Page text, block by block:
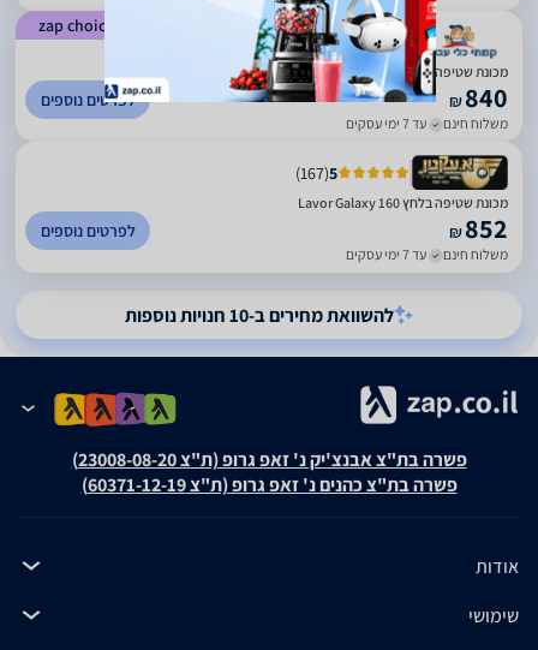
שלעבודה ממושכת יש צורך באוזניות נגד רעש.אני הייתי חסר נסיון בתחום
זה (קניתי על "עיוור"), וההמלצה שלי - לכו קודם לחנות תצוגה ובקשו
להפעיל את המכשיר. שאלו בדיוק מה מגיע עם המכשיר, האם זה דורש
מקור מים קבוע.
zap choice
4.61
(
1360
)
מכונת שטיפה GALAXY 160+‎אביזרים
₪840
משלוח חינם עד 7 ימי עסקים
לפרטים נוספים
5
(
167
)
‏מכונת שטיפה בלחץ Lavor Galaxy 160
₪852
משלוח חינם עד 7 ימי עסקים
לפרטים נוספים
להשוואת מחירים ב-10 חנויות נוספות
פשרה בת"צ אבנצ'יק נ' זאפ גרופ (ת"צ 23008-08-20)
פשרה בת"צ כהנים נ' זאפ גרופ (ת"צ 60371-12-19)
אודות
שימושי